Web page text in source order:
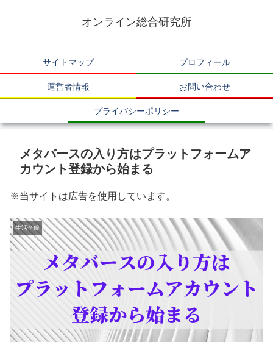
オンライン総合研究所
サイトマップ プロフィール
運営者情報 お問い合わせ
プライバシーポリシー
メタバースの入り方はプラットフォームア
カウント登録から始まる
※当サイトは広告を使用しています。
生活全般